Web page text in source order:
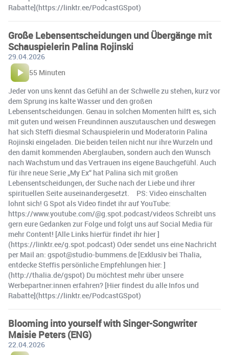
Rabatte](https://linktr.ee/PodcastGSpot)
Große Lebensentscheidungen und Übergänge mit
Schauspielerin Palina Rojinski
29.04.2026
55 Minuten
Jeder von uns kennt das Gefühl an der Schwelle zu stehen, kurz vor
dem Sprung ins kalte Wasser und den großen
Lebensentscheidungen. Genau in solchen Momenten hilft es, sich
mit guten und weisen Freundinnen auszutauschen und deswegen
hat sich Steffi diesmal Schauspielerin und Moderatorin Palina
Rojinski eingeladen. Die beiden teilen nicht nur ihre Wurzeln und
den damit kommenden Aberglauben, sondern auch den Wunsch
nach Wachstum und das Vertrauen ins eigene Bauchgefühl. Auch
für ihre neue Serie „My Ex“ hat Palina sich mit großen
Lebensentscheidungen, der Suche nach der Liebe und ihrer
spirituellen Seite auseinandergesetzt. PS: Video einschalten
lohnt sich! G Spot als Video findet ihr auf YouTube:
https://www.youtube.com/@g.spot.podcast/videos Schreibt uns
gern eure Gedanken zur Folge und folgt uns auf Social Media für
mehr Content! [Alle Links hierfür findet ihr hier ]
(https://linktr.ee/g.spot.podcast) Oder sendet uns eine Nachricht
per Mail an: gspot@studio-bummens.de [Exklusiv bei Thalia,
entdecke Steffis persönliche Empfehlungen hier: ]
(http://thalia.de/gspot) Du möchtest mehr über unsere
Werbepartner:innen erfahren? [Hier findest du alle Infos und
Rabatte](https://linktr.ee/PodcastGSpot)
Blooming into yourself with Singer-Songwriter
Maisie Peters (ENG)
22.04.2026